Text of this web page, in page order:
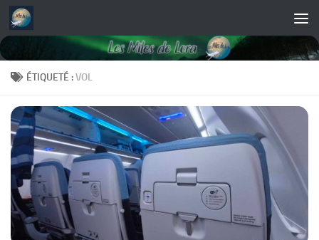
Skip to content
ÉTIQUETÉ :VOL